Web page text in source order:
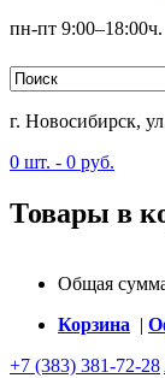
пн-пт 9:00–18:00ч.
г. Новосибирск,
0 шт. - 0 руб.
Товары в
Общая
Корзина |
+7 (383) 381-72-28